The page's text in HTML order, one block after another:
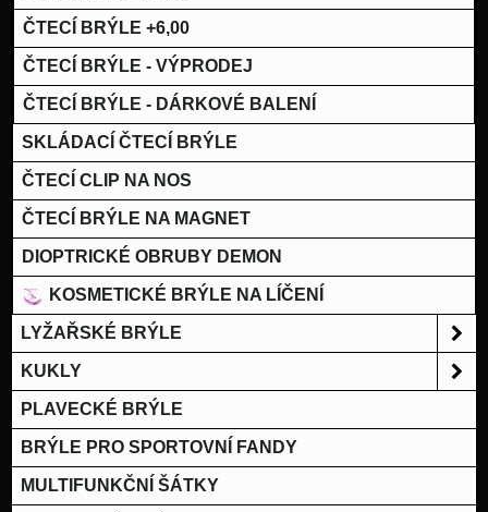
ČTECÍ BRÝLE +6,00
ČTECÍ BRÝLE - VÝPRODEJ
ČTECÍ BRÝLE - DÁRKOVÉ BALENÍ
SKLÁDACÍ ČTECÍ BRÝLE
ČTECÍ CLIP NA NOS
ČTECÍ BRÝLE NA MAGNET
DIOPTRICKÉ OBRUBY DEMON
KOSMETICKÉ BRÝLE NA LÍČENÍ
LYŽAŘSKÉ BRÝLE
KUKLY
PLAVECKÉ BRÝLE
BRÝLE PRO SPORTOVNÍ FANDY
MULTIFUNKČNÍ ŠÁTKY